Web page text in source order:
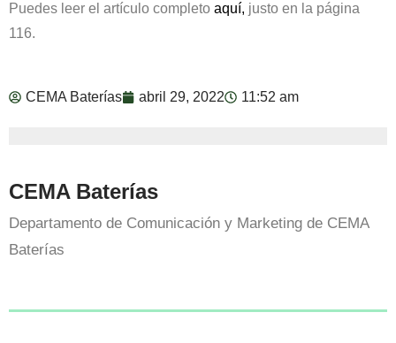
Puedes leer el artículo completo aquí, justo en la página
116.
CEMA Baterías abril 29, 2022 11:52 am
CEMA Baterías
Departamento de Comunicación y Marketing de CEMA
Baterías